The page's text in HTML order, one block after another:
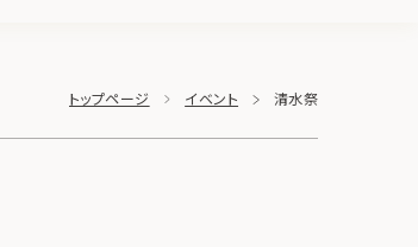
トップページ イベント 清水祭